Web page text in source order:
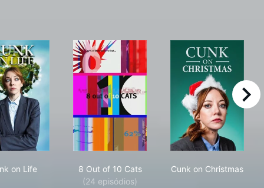
on Life
8 Out of 10 Cats
(24 episódios)
Cunk on Christmas
right